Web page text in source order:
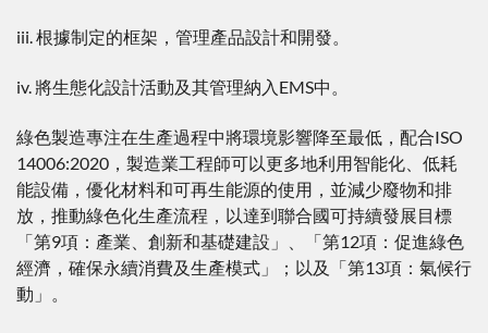
iii. 根據制定的框架，管理產品設計和開發。
iv. 將生態化設計活動及其管理納入EMS中。
綠色製造專注在生產過程中將環境影響降至最低，配合ISO
14006:2020，製造業工程師可以更多地利用智能化、低耗
能設備，優化材料和可再生能源的使用，並減少廢物和排
放，推動綠色化生產流程，以達到聯合國可持續發展目標
「第9項：產業、創新和基礎建設」、「第12項：促進綠色
經濟，確保永續消費及生產模式」；以及「第13項：氣候行
動」。